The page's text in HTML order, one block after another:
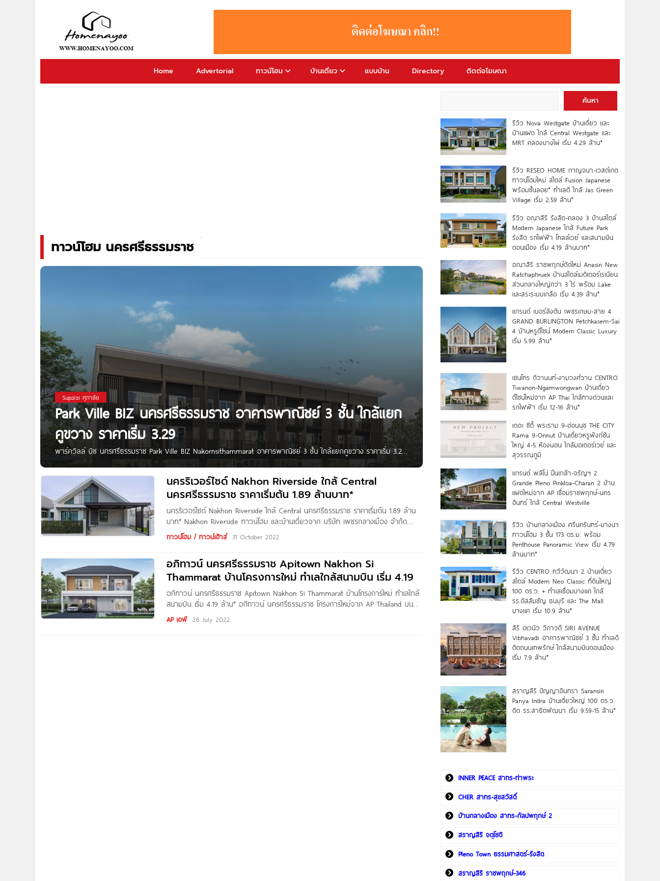
Home Advertorial ทาวน์โฮม บ้านเดี่ยว แบบบ้าน Directory ติดต่อโฆษณา
ทาวน์โฮม นครศรีธรรมราช
Supalai ศุภาลัย
Park Ville BIZ นครศรีธรรมราช อาคารพาณิชย์ 3 ชั้น ใกล้แยก
คูขวาง ราคาเริ่ม 3.29
พาร์ควิลล์ บิซ นครศรีธรรมราช Park Ville BIZ Nakornsithammarat อาคารพาณิชย์ 3 ชั้น ใกล้แยกคูขวาง ราคาเริ่ม 3.29
ล้าน* เตรียมพบ Park Ville BIZ นครศรีธรรมราช จาก Supalai อาคารพาณิชย์ 3 ชั้น ใกล้แยกคูขวาง ราคาเริ่ม 3.29 ล้าน*
(ต.ค. 68)
นครริเวอร์ไซด์ Nakhon Riverside ใกล้ Central
นครศรีธรรมราช ราคาเริ่มต้น 1.89 ล้านบาท*
นครริเวอร์ไซด์ Nakhon Riverside ใกล้ Central นครศรีธรรมราช ราคาเริ่มต้น 1.89 ล้าน
บาท* Nakhon Riverside ทาวน์โฮม และบ้านเดี่ยวจาก บริษัท เพชรกลางเมือง จำกัด
โครงการตั้งอยู่ถนนนครศรี-ปากพนัง ต.ท่าไร่ อ.เมือง จ.นครศรีธรรมราช ทำเลธรรมชาติ
ติดริมน้ำ บริเวณรอบโครงการรายล้อมด้วยสิ่งอำนวยความสะดวกครบครัน ใกล้ Central
ทาวน์โฮม / ทาวน์เฮ้าส์ 31 October 2022
อภิทาวน์ นครศรีธรรมราช Apitown Nakhon Si
Thammarat บ้านโครงการใหม่ ทำเลใกล้สนามบิน เริ่ม 4.19
อภิทาวน์ นครศรีธรรมราช Apitown Nakhon Si Thammarat บ้านโครงการใหม่ ทำเลใกล้
สนามบิน เริ่ม 4.19 ล้าน* อภิทาวน์ นครศรีธรรมราช โครงการใหม่จาก AP Thailand บน
ทำเลติดถนนอ้อมค่ายวชิราวุธ ต.ปากพูน อ.เมืองนครศรีธรรมราช จ.นครศรีธรรมราช ใกล้
สนามบิน, Global House, Index Living Mall, Big C, Tesco Lotus,
AP เอพี 26 July 2022
ค้นหา
รีวิว Nova Westgate บ้านเดี่ยว และ
บ้านแฝด ใกล้ Central Westgate และ
MRT คลองบางไผ่ เริ่ม 4.29 ล้าน*
รีวิว RESEO HOME กาญจนา-เวสต์เกต
ทาวน์โฮมใหม่ สไตล์ Fusion Japanese
พร้อมชั้นลอย* ทำเลดี ใกล้ Jas Green
Village เริ่ม 2.59 ล้าน*
รีวิว อณาสิริ รังสิต-คลอง 3 บ้านสไตล์
Modern Japanese ใกล้ Future Park
รังสิต รถไฟฟ้า โทลล์เวย์ และสนามบิน
ดอนเมือง เริ่ม 4.19 ล้านบาท*
อณาสิริ ราชพฤกษ์ตัดใหม่ Anasiri New
Ratchaphruek บ้านสไตล์เมดิเตอร์เรเนียน
ส่วนกลางใหญ่กว่า 3 ไร่ พร้อม Lake
และสระระบบเกลือ เริ่ม 4.39 ล้าน*
แกรนด์ เบอร์ลิงตัน เพชรเกษม-สาย 4
GRAND BURLINGTON Petchkasem-Sai
4 บ้านหรูดีไซน์ Modern Classic Luxury
เริ่ม 5.99 ล้าน*
เซนโทร ติวานนท์-งามวงศ์วาน CENTRO
Tiwanon-Ngamwongwan บ้านเดี่ยว
ดีไซน์ใหม่จาก AP Thai ใกล้ทางด่วนและ
รถไฟฟ้า เริ่ม 12-16 ล้าน*
เดอะ ซิตี้ พระราม 9-อ่อนนุช THE CITY
Rama 9-Onnut บ้านเดี่ยวหรูฟังก์ชัน
ใหญ่ 4-5 ห้องนอน ใกล้มอเตอร์เวย์ และ
สุวรรณภูมิ
แกรนด์ พลีโน่ ปิ่นเกล้า-จรัญฯ 2
Grande Pleno Pinkloa-Charan 2 บ้าน
แฝดใหม่จาก AP เชื่อมราชพฤกษ์-นคร
อินทร์ ใกล้ Central Westville
รีวิว บ้านกลางเมือง ศรีนครินทร์-บางนา
ทาวน์โฮม 3 ชั้น 173 ตร.ม. พร้อม
Penthouse Panoramic View เริ่ม 4.79
ล้านบาท*
รีวิว CENTRO ทวีวัฒนา 2 บ้านเดี่ยว
สไตล์ Modern Neo Classic ที่ดินใหญ่
100 ตร.ว. + ทำเลเชื่อมบางแค ใกล้
รร.อัสสัมชัญ ธนบุรี และ The Mall
บางแค เริ่ม 10.9 ล้าน*
สิริ อเวนิว วิภาวดี SIRI AVENUE
Vibhavadi อาคารพาณิชย์ 3 ชั้น ทำเลดี
ติดถนนเทพรักษ์ ใกล้สนามบินดอนเมือง
เริ่ม 7.9 ล้าน*
สราญสิริ ปัญญาอินทรา Saransiri
Panya Indra บ้านเดี่ยวใหญ่ 100 ตร.ว.
ดิด รร.สาธิตพัฒนา เริ่ม 9.59-15 ล้าน*
INNER PEACE สาทร-ท่าพระ
CHER สาทร-สุขสวัสดิ์
บ้านกลางเมือง สาทร-กัลปพฤกษ์ 2
สราญสิริ จตุโชติ
Pleno Town ธรรมศาสตร์-รังสิต
สราญสิริ ราชพฤกษ์-346